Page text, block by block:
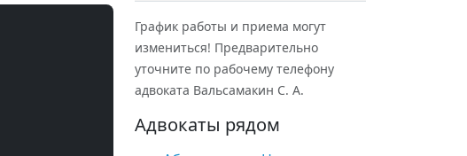
График работы и приема могут
измениться! Предварительно
уточните по рабочему телефону
адвоката Вальсамакин С. А.
Адвокаты рядом